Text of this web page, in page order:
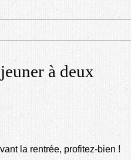
à deux
la rentrée, profitez-bien !